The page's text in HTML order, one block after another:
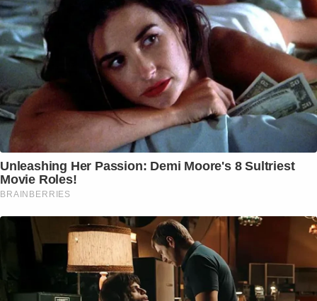
Unleashing Her Passion: Demi Moore's 8 Sultriest
Movie Roles!
BRAINBERRIES